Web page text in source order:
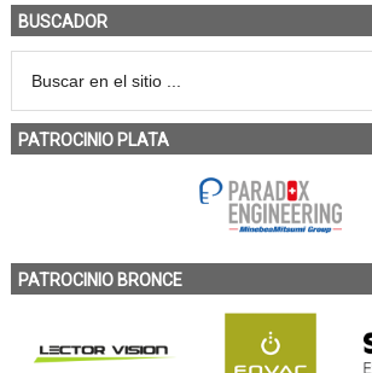
BUSCADOR
PATROCINIO PLATA
PATROCINIO BRONCE